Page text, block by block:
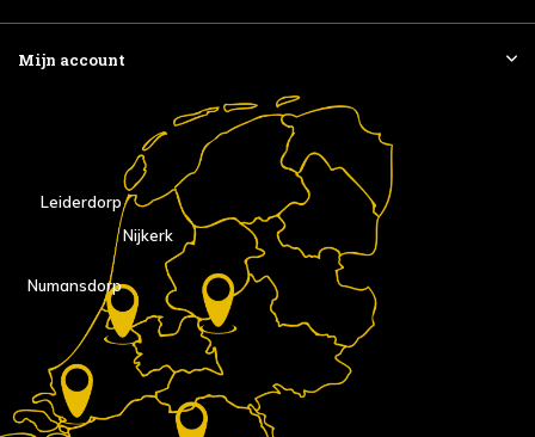
Mijn account
Nijkerk
Numansdorp
Leiderdorp